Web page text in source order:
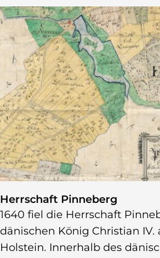
Herrschaft Pinneberg
1640 fiel die Herrschaft
dänischen König Christian IV.
Holstein. Innerhalb des